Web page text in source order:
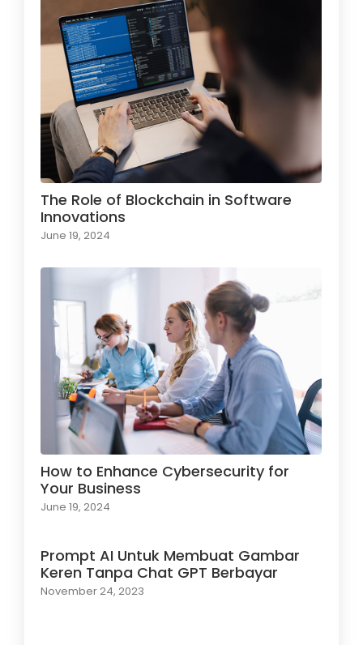
The Role of Blockchain in Software
Innovations
June 19, 2024
How to Enhance Cybersecurity for
Your Business
June 19, 2024
Prompt AI Untuk Membuat Gambar
Keren Tanpa Chat GPT Berbayar
November 24, 2023